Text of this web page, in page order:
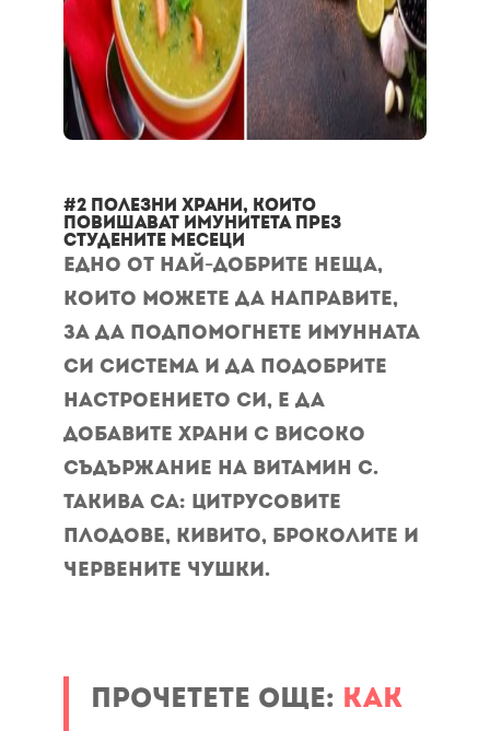
#2 Полезни храни, които
повишават имунитета през
студените месеци
Едно от най-добрите неща,
които можете да направите,
за да подпомогнете имунната
си система и да подобрите
настроението си, е да
добавите храни с високо
съдържание на витамин С.
Такива са: цитрусовите
плодове, кивито, броколите и
червените чушки.
Прочетете още: Как